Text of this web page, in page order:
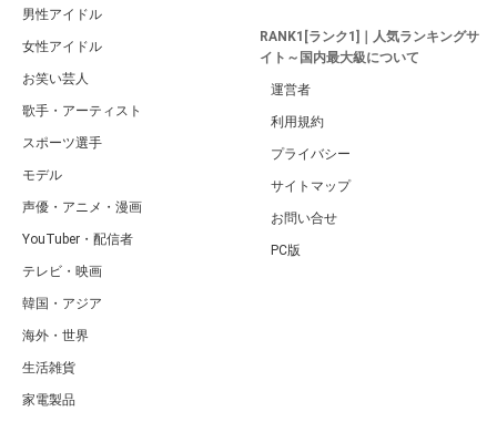
男性アイドル
女性アイドル
お笑い芸人
歌手・アーティスト
スポーツ選手
モデル
声優・アニメ・漫画
YouTuber・配信者
テレビ・映画
韓国・アジア
海外・世界
生活雑貨
家電製品
RANK1[ランク1]｜人気ランキングサ
イト～国内最大級について
運営者
利用規約
プライバシー
サイトマップ
お問い合せ
PC版